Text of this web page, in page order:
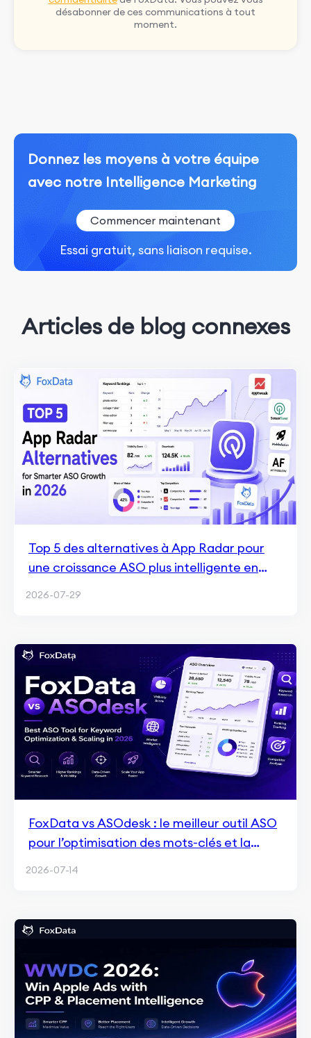
désabonner de ces communications à tout
moment.
Donnez les moyens à votre équipe
avec notre Intelligence Marketing
Commencer maintenant
Essai gratuit, sans liaison requise.
Articles de blog connexes
Top 5 des alternatives à App Radar pour
une croissance ASO plus intelligente en
2026-07-29
FoxData vs ASOdesk : le meilleur outil ASO
pour l’optimisation des mots-clés et la
2026-07-14